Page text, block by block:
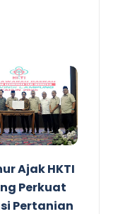
Ajak HKTI
Perkuat
Pertanian